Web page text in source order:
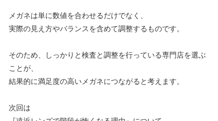
メガネは単に数値を合わせるだけでなく、
実際の見え方やバランスを含めて調整するものです。
そのため、しっかりと検査と調整を行っている専門店を選ぶ
ことが、
結果的に満足度の高いメガネにつながると考えます。
次回は